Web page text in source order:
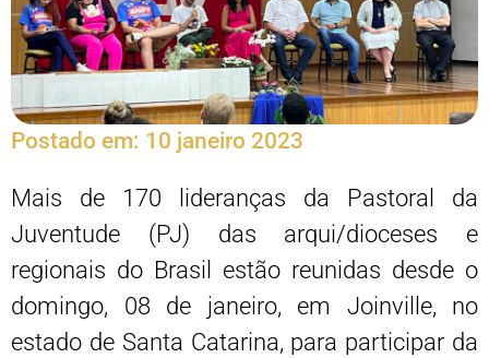
Postado em: 10 janeiro 2023
Mais de 170 lideranças da Pastoral da
Juventude (PJ) das arqui/dioceses e
regionais do Brasil estão reunidas desde o
domingo, 08 de janeiro, em Joinville, no
estado de Santa Catarina, para participar da